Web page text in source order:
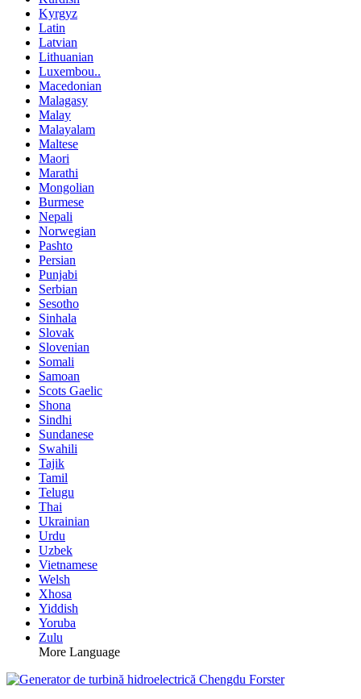
Kyrgyz
Latin
Latvian
Lithuanian
Luxembou..
Macedonian
Malagasy
Malay
Malayalam
Maltese
Maori
Marathi
Mongolian
Burmese
Nepali
Norwegian
Pashto
Persian
Punjabi
Serbian
Sesotho
Sinhala
Slovak
Slovenian
Somali
Samoan
Scots Gaelic
Shona
Sindhi
Sundanese
Swahili
Tajik
Tamil
Telugu
Thai
Ukrainian
Urdu
Uzbek
Vietnamese
Welsh
Xhosa
Yiddish
Yoruba
Zulu
More Language